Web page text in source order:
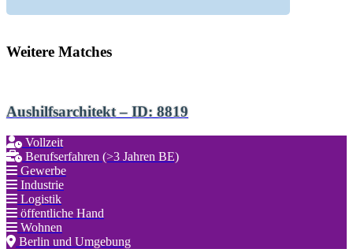
Weitere Matches
Aushilfsarchitekt – ID: 8819
Vollzeit
Berufserfahren (>3 Jahren BE)
Gewerbe
Industrie
Logistik
öffentliche Hand
Wohnen
Berlin und Umgebung